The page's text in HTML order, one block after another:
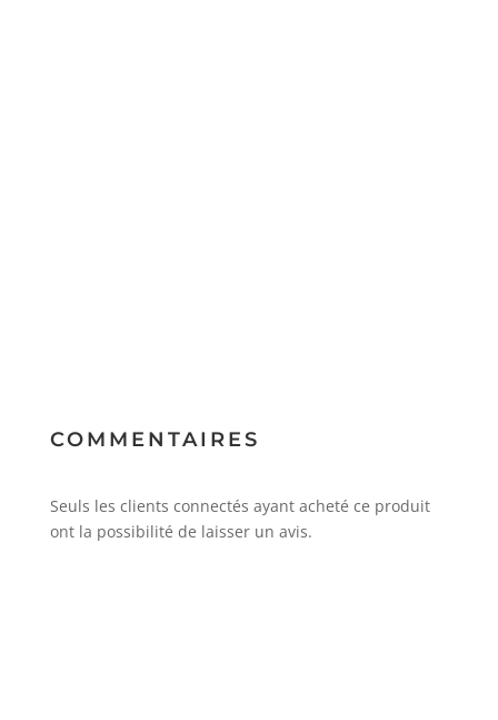
COMMENTAIRES
Seuls les clients connectés ayant acheté ce produit
ont la possibilité de laisser un avis.